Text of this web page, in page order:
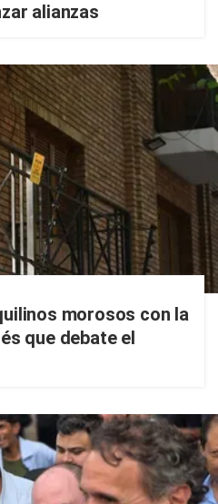
alianzas
morosos con la
que debate el